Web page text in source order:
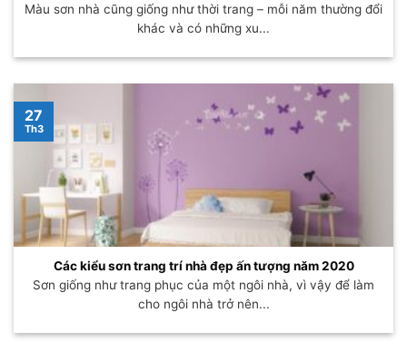
Màu sơn nhà cũng giống như thời trang – mỗi năm thường đổi
khác và có những xu...
Các kiểu sơn trang trí nhà đẹp ấn tượng năm 2020
Sơn giống như trang phục của một ngôi nhà, vì vậy để làm
cho ngôi nhà trở nên...
27
Th3